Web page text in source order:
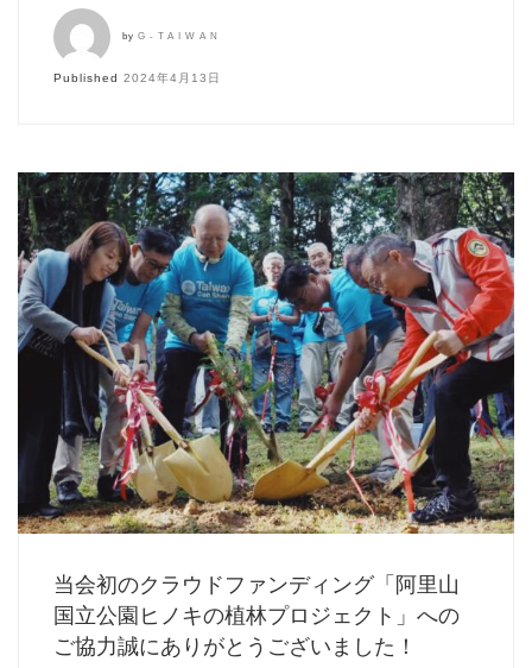
byG-TAIWAN
Published2024年4月13日
当会初のクラウドファンディング「阿里山
国立公園ヒノキの植林プロジェクト」への
ご協力誠にありがとうございました！